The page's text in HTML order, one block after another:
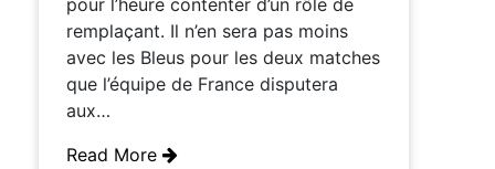
pour l’heure contenter d’un rôle de
remplaçant. Il n’en sera pas moins
avec les Bleus pour les deux matches
que l’équipe de France disputera
aux…
Read More